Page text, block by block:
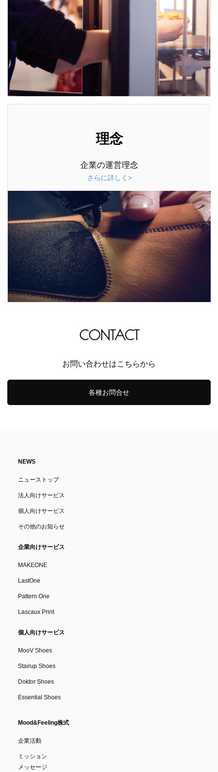
理念
企業の運営理念
さらに詳しく>
CONTACT
お問い合わせはこちらから
各種お問合せ
NEWS
ニューストップ
法人向けサービス
個人向けサービス
その他のお知らせ
企業向けサービス
MAKEONE
LastOne
Pattern One
Lascaux Print
個人向けサービス
MooV Shoes
Stairup Shoes
Doktor Shoes
Essential Shoes
Mood&Feeling株式
企業活動
ミッション
メッセージ